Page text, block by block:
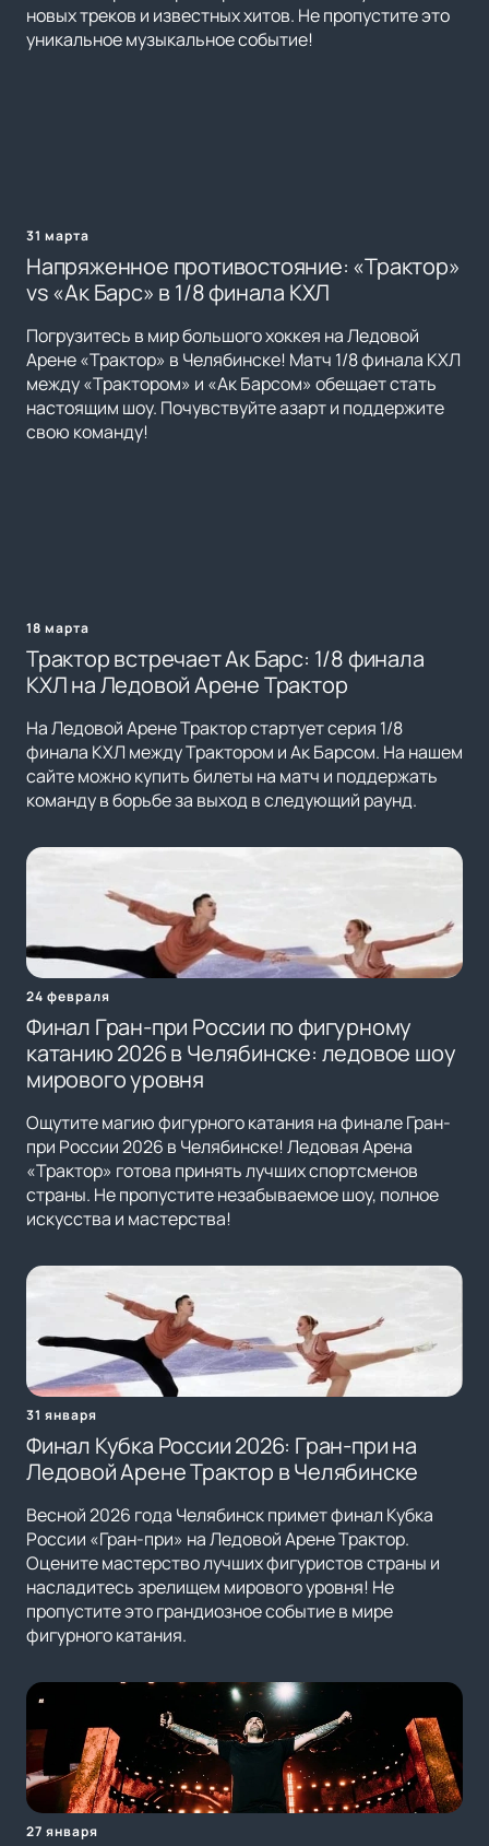
новых треков и известных хитов. Не пропустите это
уникальное музыкальное событие!
31 марта
Напряженное противостояние: «Трактор»
vs «Ак Барс» в 1/8 финала КХЛ
Погрузитесь в мир большого хоккея на Ледовой
Арене «Трактор» в Челябинске! Матч 1/8 финала КХЛ
между «Трактором» и «Ак Барсом» обещает стать
настоящим шоу. Почувствуйте азарт и поддержите
свою команду!
18 марта
Трактор встречает Ак Барс: 1/8 финала
КХЛ на Ледовой Арене Трактор
На Ледовой Арене Трактор стартует серия 1/8
финала КХЛ между Трактором и Ак Барсом. На нашем
сайте можно купить билеты на матч и поддержать
команду в борьбе за выход в следующий раунд.
24 февраля
Финал Гран-при России по фигурному
катанию 2026 в Челябинске: ледовое шоу
мирового уровня
Ощутите магию фигурного катания на финале Гран-
при России 2026 в Челябинске! Ледовая Арена
«Трактор» готова принять лучших спортсменов
страны. Не пропустите незабываемое шоу, полное
искусства и мастерства!
31 января
Финал Кубка России 2026: Гран-при на
Ледовой Арене Трактор в Челябинске
Весной 2026 года Челябинск примет финал Кубка
России «Гран-при» на Ледовой Арене Трактор.
Оцените мастерство лучших фигуристов страны и
насладитесь зрелищем мирового уровня! Не
пропустите это грандиозное событие в мире
фигурного катания.
27 января